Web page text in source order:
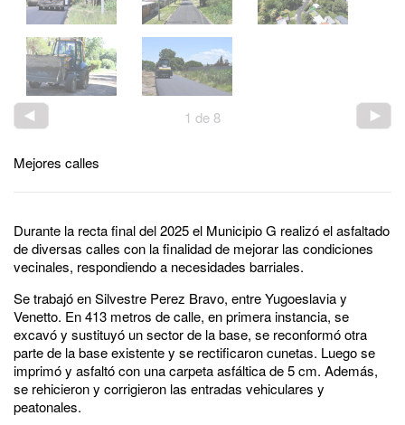
1 de 8
Mejores calles
Durante la recta final del 2025 el Municipio G realizó el asfaltado
de diversas calles con la finalidad de mejorar las condiciones
vecinales, respondiendo a necesidades barriales.
Se trabajó en Silvestre Perez Bravo, entre Yugoeslavia y
Venetto. En 413 metros de calle, en primera instancia, se
excavó y sustituyó un sector de la base, se reconformó otra
parte de la base existente y se rectificaron cunetas. Luego se
imprimó y asfaltó con una carpeta asfáltica de 5 cm. Además,
se rehicieron y corrigieron las entradas vehiculares y
peatonales.